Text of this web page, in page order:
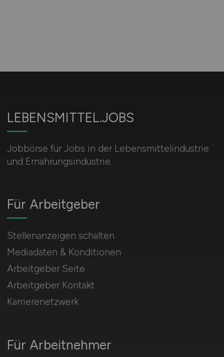
LEBENSMITTEL.JOBS
Jobbörse für Jobs in der Lebensmittelindustrie
und Ernährungsindustrie.
Für Arbeitnehmer
Für Arbeitgeber
Stellenanzeigen schalten
Mediadaten & Konditionen
Arbeitgeber Seite
Arbeitgeber Kontakt
Karrierenetzwerk